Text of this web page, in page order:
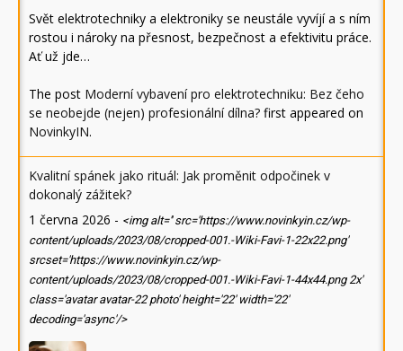
Svět elektrotechniky a elektroniky se neustále vyvíjí a s ním
rostou i nároky na přesnost, bezpečnost a efektivitu práce.
Ať už jde…
The post Moderní vybavení pro elektrotechniku: Bez čeho
se neobejde (nejen) profesionální dílna? first appeared on
NovinkyIN.
Kvalitní spánek jako rituál: Jak proměnit odpočinek v
dokonalý zážitek?
1 června 2026 - <img alt='' src='https://www.novinkyin.cz/wp-
content/uploads/2023/08/cropped-001.-Wiki-Favi-1-22x22.png'
srcset='https://www.novinkyin.cz/wp-
content/uploads/2023/08/cropped-001.-Wiki-Favi-1-44x44.png 2x'
class='avatar avatar-22 photo' height='22' width='22'
decoding='async'/>